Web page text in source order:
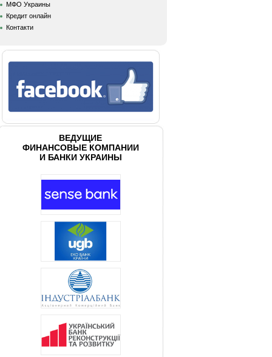
МФО Украины
Кредит онлайн
Контакти
ВЕДУЩИЕ
ФИНАНСОВЫЕ КОМПАНИИ
И БАНКИ УКРАИНЫ